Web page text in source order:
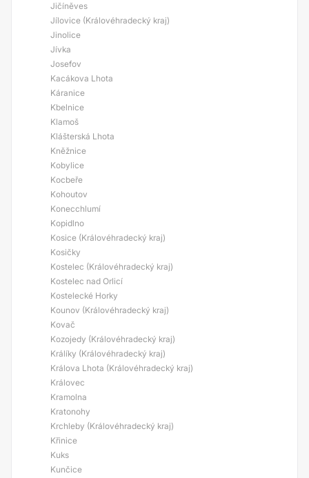
Jičíněves
Jílovice (Královéhradecký kraj)
Jinolice
Jívka
Josefov
Kacákova Lhota
Káranice
Kbelnice
Klamoš
Klášterská Lhota
Kněžnice
Kobylice
Kocbeře
Kohoutov
Konecchlumí
Kopidlno
Kosice (Královéhradecký kraj)
Kosičky
Kostelec (Královéhradecký kraj)
Kostelec nad Orlicí
Kostelecké Horky
Kounov (Královéhradecký kraj)
Kovač
Kozojedy (Královéhradecký kraj)
Králíky (Královéhradecký kraj)
Králova Lhota (Královéhradecký kraj)
Královec
Kramolna
Kratonohy
Krchleby (Královéhradecký kraj)
Křinice
Kuks
Kunčice